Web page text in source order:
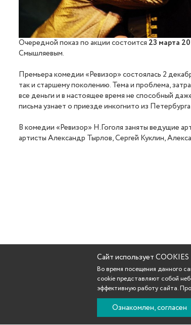
Очередной показ по акции состоится 23 марта
Смышляевым.
Премьера комедии «Ревизор» состоялась 2
так и старшему поколению. Тема и проблема,
все деньги и в настоящее время не способный
письма узнает о приезде инкогнито из
В комедии «Ревизор» Н.Гоголя заняты ведущие
артисты Александр Тырлов, Сергей Куклин,
Сайт использует COOKIES
Во время посещения данного
cookie представляют собой
эффективную работу сайта.
Ознакомлен, согласен